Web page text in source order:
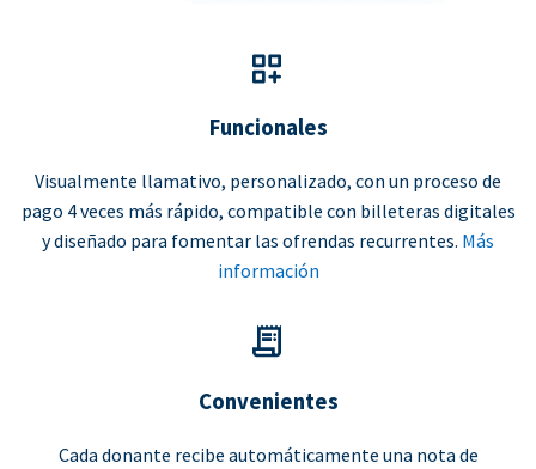
Funcionales
Visualmente llamativo, personalizado, con un proceso de
pago 4 veces más rápido, compatible con billeteras digitales
y diseñado para fomentar las ofrendas recurrentes. Más
información
Convenientes
Cada donante recibe automáticamente una nota de